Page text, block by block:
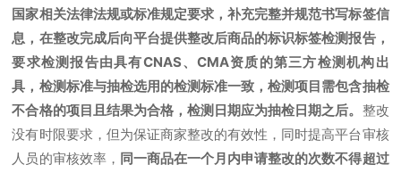
国家相关法律法规或标准规定要求，补充完整并规范书写标签信
息，在整改完成后向平台提供整改后商品的标识标签检测报告，
要求检测报告由具有CNAS、CMA资质的第三方检测机构出
具，检测标准与抽检选用的检测标准一致，检测项目需包含抽检
不合格的项目且结果为合格，检测日期应为抽检日期之后。 整改
没有时限要求，但为保证商家整改的有效性，同时提高平台审核
人员的审核效率， 同一商品在一个月内申请整改的次数不得超过